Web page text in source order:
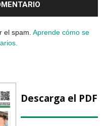
el spam. Aprende cómo se
Descarga el PDF